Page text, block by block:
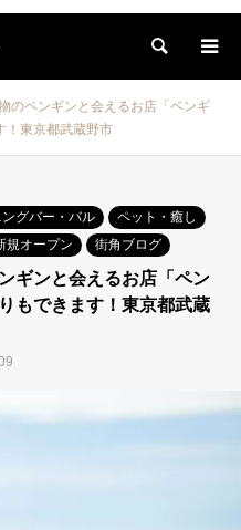
検索
のペンギンと会えるお店「ペンギ
！東京都武蔵野市
ングバー・バル
ペット・癒し
規オープン 街角ブログ
ギンと会えるお店「ペン
もできます！東京都武蔵